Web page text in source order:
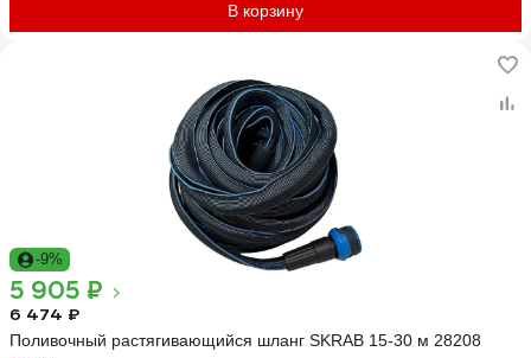
В корзину
-9%
5 905 ₽
6 474 ₽
Поливочный растягивающийся шланг SKRAB 15-30 м 28208